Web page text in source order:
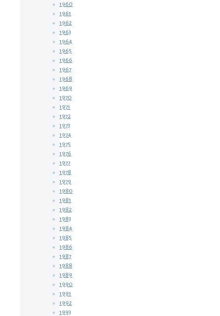
1960
1961
1962
1963
1964
1965
1966
1967
1968
1969
1970
1971
1972
1973
1974
1975
1976
1977
1978
1979
1980
1981
1982
1983
1984
1985
1986
1987
1988
1989
1990
1991
1992
1993